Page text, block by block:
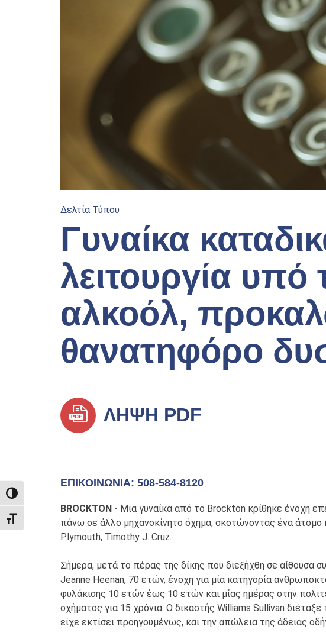
TOGGLE HIGH CONTRAST
TOGGLE FONT SIZE
Δελτία Τύπου
Γυναίκα
λειτουργία υπό
αλκοόλ,
θανατηφόρο
ΛΉΨΗ PDF
ΕΠΙΚΟΙΝΩΝΊΑ: 508-584-8120
BROCKTON - Μια γυναίκα από το Brockton κρίθηκε ένοχη
πάνω σε άλλο μηχανοκίνητο όχημα, σκοτώνοντας ένα άτομο
Plymouth, Timothy J. Cruz.
Σήμερα, μετά το πέρας της δίκης που διεξήχθη σε αίθουσα
Jeanne Heenan, 70 ετών, ένοχη για μία κατηγορία
φυλάκισης 10 ετών έως 10 ετών και μίας ημέρας στην
οχήματος για 15 χρόνια. Ο δικαστής Williams Sullivan
είχε εκτίσει προηγουμένως, και την απώλεια της άδειας